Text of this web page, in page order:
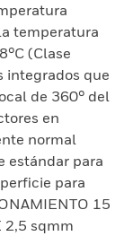
temperatura
(Clase
integrados que
de 360° del
en
normal
estándar para
para
15
2,5 sqmm